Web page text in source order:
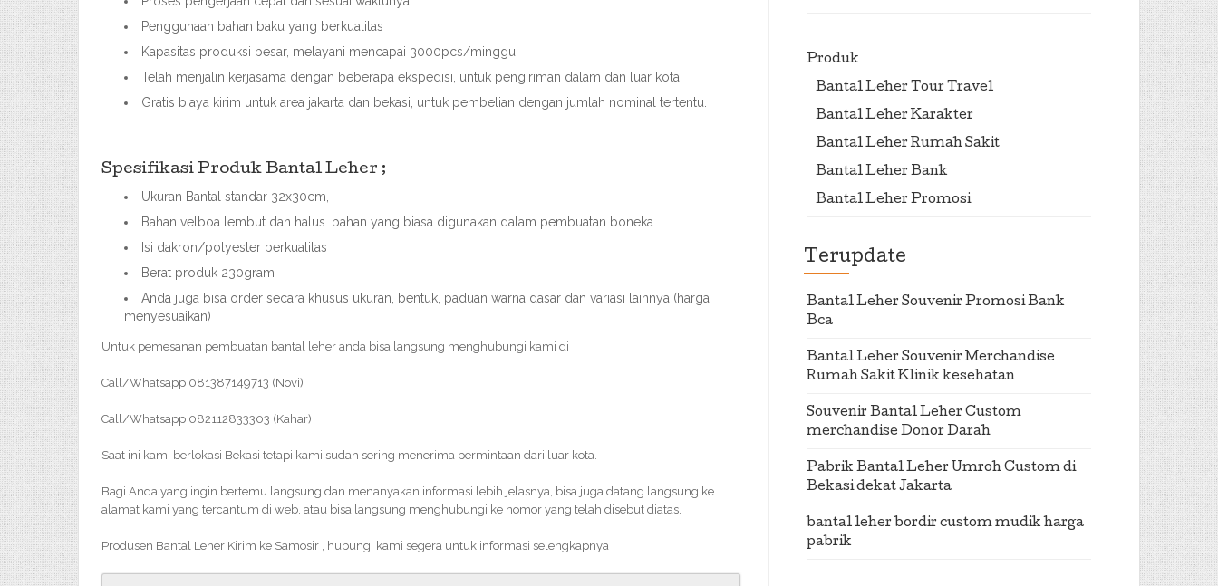
Penggunaan bahan baku yang berkualitas
Kapasitas produksi besar, melayani mencapai 3000pcs/minggu
Telah menjalin kerjasama dengan beberapa ekspedisi, untuk pengiriman dalam dan luar kota
Gratis biaya kirim untuk area jakarta dan bekasi, untuk pembelian dengan jumlah nominal tertentu.
Spesifikasi Produk Bantal Leher ;
Ukuran Bantal standar 32x30cm,
Bahan velboa lembut dan halus. bahan yang biasa digunakan dalam pembuatan boneka.
Isi dakron/polyester berkualitas
Berat produk 230gram
Anda juga bisa order secara khusus ukuran, bentuk, paduan warna dasar dan variasi lainnya (harga
menyesuaikan)
Untuk pemesanan pembuatan bantal leher anda bisa langsung menghubungi kami di
Call/Whatsapp 081387149713 (Novi)
Call/Whatsapp 082112833303 (Kahar)
Saat ini kami berlokasi Bekasi tetapi kami sudah sering menerima permintaan dari luar kota.
Bagi Anda yang ingin bertemu langsung dan menanyakan informasi lebih jelasnya, bisa juga datang langsung ke
alamat kami yang tercantum di web. atau bisa langsung menghubungi ke nomor yang telah disebut diatas.
Produsen Bantal Leher Kirim ke Samosir , hubungi kami segera untuk informasi selengkapnya
Produk
Bantal Leher Tour Travel
Bantal Leher Karakter
Bantal Leher Rumah Sakit
Bantal Leher Bank
Bantal Leher Promosi
Terupdate
Bantal Leher Souvenir Promosi Bank
Bca
Bantal Leher Souvenir Merchandise
Rumah Sakit Klinik kesehatan
Souvenir Bantal Leher Custom
merchandise Donor Darah
Pabrik Bantal Leher Umroh Custom di
Bekasi dekat Jakarta
bantal leher bordir custom mudik harga
pabrik